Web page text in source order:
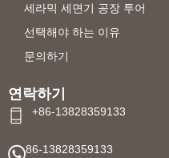
세라믹 세면기 공장 투어
선택해야 하는 이유
문의하기
연락하기
+86-13828359133
86-13828359133